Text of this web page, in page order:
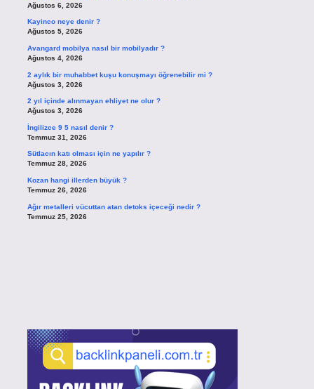
Ağustos 6, 2026
Kayinco neye denir ?
Ağustos 5, 2026
Avangard mobilya nasıl bir mobilyadır ?
Ağustos 4, 2026
2 aylık bir muhabbet kuşu konuşmayı öğrenebilir mi ?
Ağustos 3, 2026
2 yıl içinde alınmayan ehliyet ne olur ?
Ağustos 3, 2026
İngilizce 9 5 nasıl denir ?
Temmuz 31, 2026
Sütlacın katı olması için ne yapılır ?
Temmuz 28, 2026
Kozan hangi illerden büyük ?
Temmuz 26, 2026
Ağır metalleri vücuttan atan detoks içeceği nedir ?
Temmuz 25, 2026